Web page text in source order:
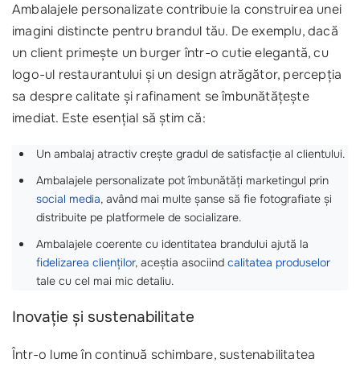
Ambalajele personalizate contribuie la construirea unei
imagini distincte pentru brandul tău. De exemplu, dacă
un client primește un burger într-o cutie elegantă, cu
logo-ul restaurantului și un design atrăgător, percepția
sa despre calitate și rafinament se îmbunătățește
imediat. Este esențial să știm că:
Un ambalaj atractiv crește gradul de satisfacție al clientului.
Ambalajele personalizate pot îmbunătăți marketingul prin
social media, având mai multe șanse să fie fotografiate și
distribuite pe platformele de socializare.
Ambalajele coerente cu identitatea brandului ajută la
fidelizarea clienților, aceștia asociind calitatea produselor
tale cu cel mai mic detaliu.
Inovație și sustenabilitate
Într-o lume în continuă schimbare, sustenabilitatea